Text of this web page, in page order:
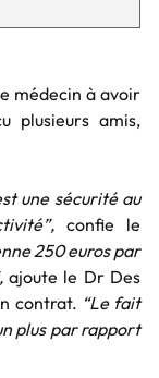
médecin à avoir
plusieurs amis,
une sécurité au
confie le
250 euros par
ajoute le Dr Des
contrat. “Le fait
plus par rapport